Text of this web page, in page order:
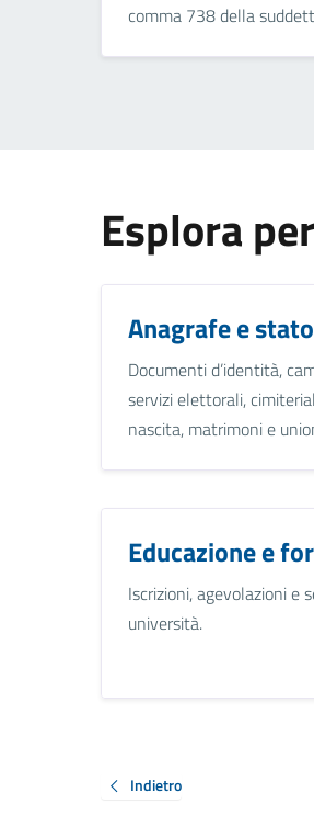
comma 738 della
Esplora
Anagrafe e
Documenti d’identità,
servizi elettorali,
nascita, matrimoni e
Educazione e
Iscrizioni, agevolazioni e
università.
Indietro